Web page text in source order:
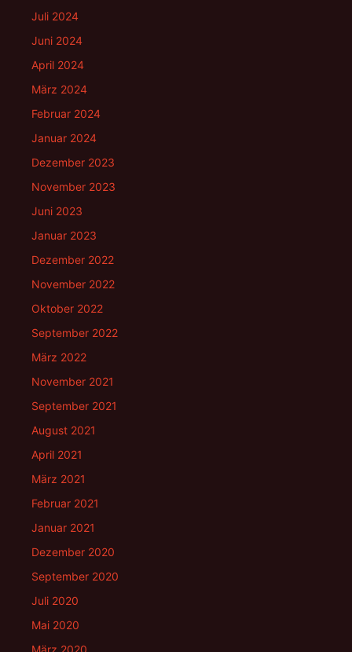
Juli 2024
Juni 2024
April 2024
März 2024
Februar 2024
Januar 2024
Dezember 2023
November 2023
Juni 2023
Januar 2023
Dezember 2022
November 2022
Oktober 2022
September 2022
März 2022
November 2021
September 2021
August 2021
April 2021
März 2021
Februar 2021
Januar 2021
Dezember 2020
September 2020
Juli 2020
Mai 2020
März 2020